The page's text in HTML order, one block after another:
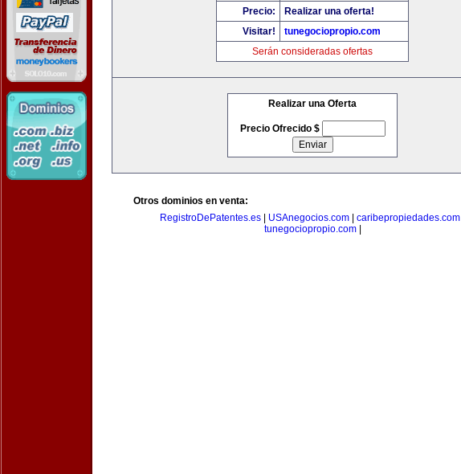
Precio:
Realizar una oferta!
Visitar!
tunegociopropio.com
Serán consideradas ofertas
Realizar una Oferta
Precio Ofrecido $
Otros dominios en venta:
RegistroDePatentes.es
USAnegocios.com caribepropiedades.com
tunegociopropio.com|